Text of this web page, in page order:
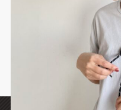
LIFE STYLE